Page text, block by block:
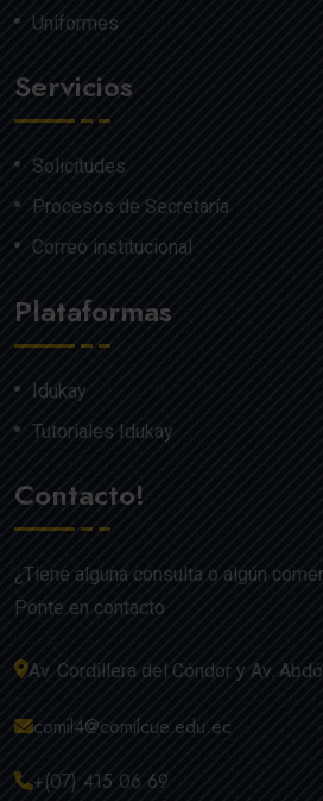
Uniformes
Servicios
Solicitudes
Procesos de Secretaría
Correo institucional
Plataformas
Idukay
Tutoriales Idukay
Contacto!
¿Tiene alguna consulta o algún
Ponte en contacto
Av. Cordillera del Cóndor y Av.
comil4@comilcue.edu.ec
+(07) 415 06 69